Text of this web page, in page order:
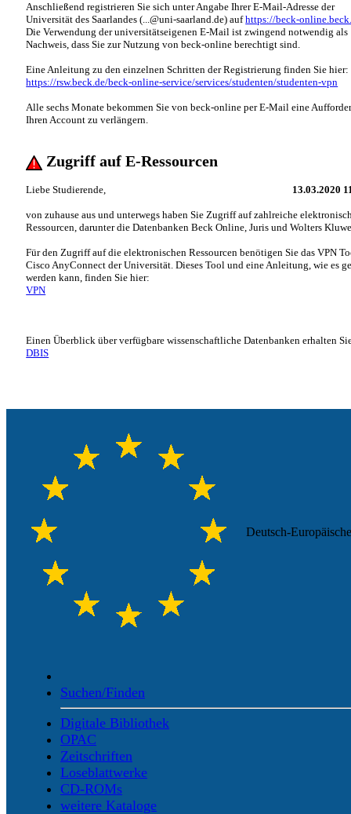
Anschließend registrieren Sie sich unter Angabe Ihrer E-Mail-Adresse der
Universität des Saarlandes (...@uni-saarland.de) aufhttps://beck-
Die Verwendung der universitätseigenen E-Mail ist zwingend notwendig als
Nachweis, dass Sie zur Nutzung von beck-online berechtigt sind.
Eine Anleitung zu den einzelnen Schritten der Registrierung finden Sie hier:
https://rsw.beck.de/beck-online-service/services/studenten/studenten-vpn
Alle sechs Monate bekommen Sie von beck-online per E-Mail eine
Ihren Account zu verlängern.
Zugriff auf E-Ressourcen
13.03.2020
Liebe Studierende,
von zuhause aus und unterwegs haben Sie Zugriff auf zahlreiche
Ressourcen, darunter die Datenbanken Beck Online, Juris und Wolters
Für den Zugriff auf die elektronischen Ressourcen benötigen Sie das VPN
Cisco AnyConnect der Universität. Dieses Tool und eine Anleitung, wie es
werden kann, finden Sie hier:
VPN
Einen Überblick über verfügbare wissenschaftliche Datenbanken erhalten
DBIS
Deutsch-
Suchen/Finden
Digitale Bibliothek
OPAC
Zeitschriften
Loseblattwerke
CD-ROMs
weitere Kataloge